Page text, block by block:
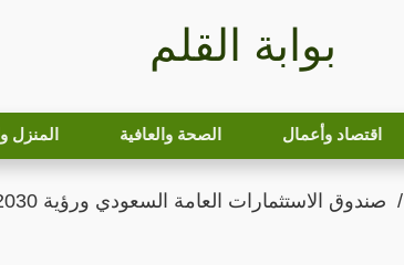
بوابة القلم
اقتصاد وأعمال الصحة والعافية المنزل
صندوق الاستثمارات العامة السعودي ورؤية 2030